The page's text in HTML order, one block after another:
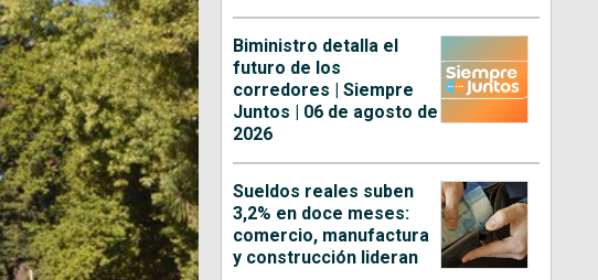
Biministro detalla el
futuro de los
corredores | Siempre
Juntos | 06 de agosto de
2026
Sueldos reales suben
3,2% en doce meses:
comercio, manufactura
y construcción lideran